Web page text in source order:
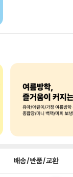
배송/반품/교환